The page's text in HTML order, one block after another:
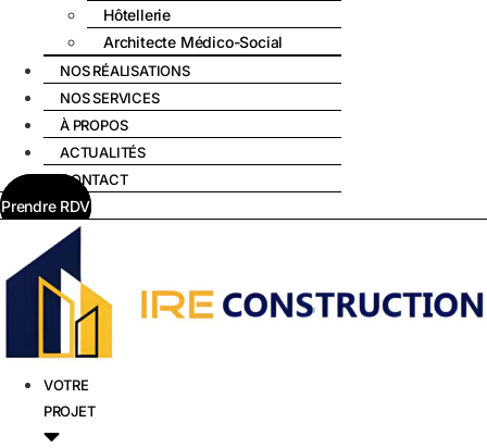
Hôtellerie
Architecte Médico-Social
NOS RÉALISATIONS
NOS SERVICES
À PROPOS
ACTUALITÉS
CONTACT
Prendre RDV
VOTRE
PROJET